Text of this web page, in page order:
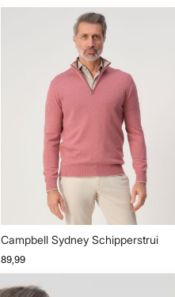
Campbell Sydney Schipperstrui
89,99